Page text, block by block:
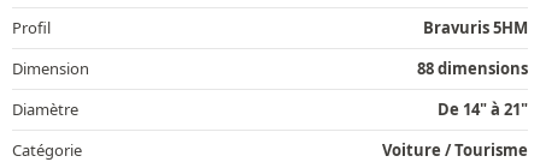
Profil
Bravuris 5HM
Dimension
88 dimensions
Diamètre
De 14" à 21"
Catégorie
Voiture / Tourisme